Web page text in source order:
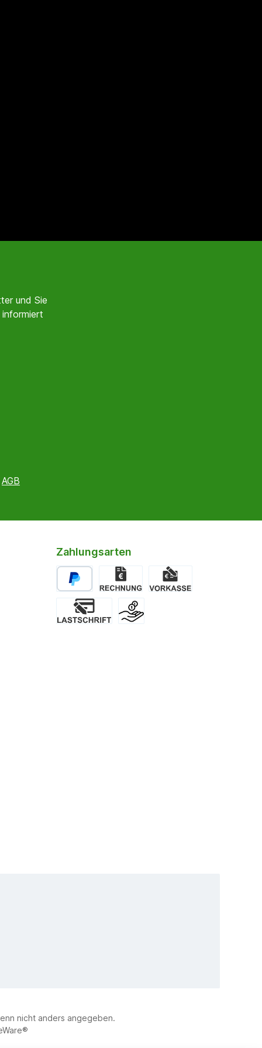
und Sie
AGB
Zahlungsarten
nicht anders angegeben.